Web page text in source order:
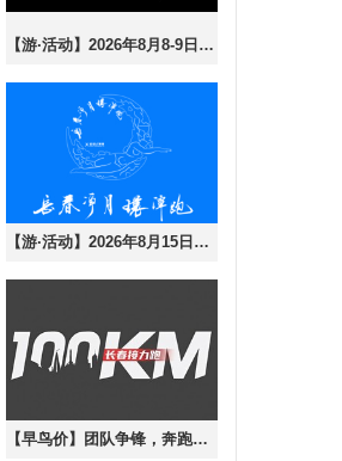
【游·活动】2026年8月8-9日第19届长春夜行43公里报名开放！
【游·活动】2026年8月15日长春净月大环潭8月半马训练赛！（含参与说明）
【早鸟价】团队争锋，奔跑无界-2026年9月19日长春100公里接力跑！